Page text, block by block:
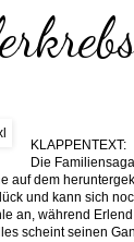
KLAPPENTEXT:
Die
auf dem
und kann sich
an, während
scheint seinen